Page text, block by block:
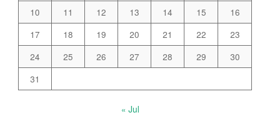
10
11 12 13 14 15
16
17
18 19 20 21 22
23
24
25 26 27 28 29
30
31
« Jul